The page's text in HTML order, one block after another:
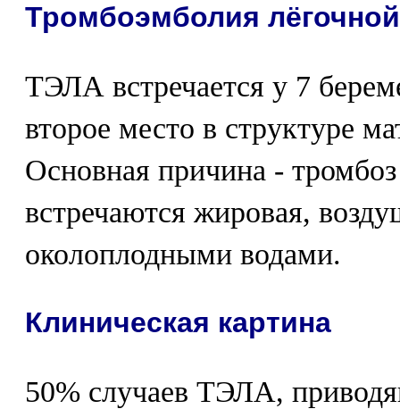
Тромбоэмболия
ТЭЛА встречается у 7
второе место в структуре
Основная причина -
встречаются жировая,
околоплодными водами.
Клиническая картина
50% случаев ТЭЛА,